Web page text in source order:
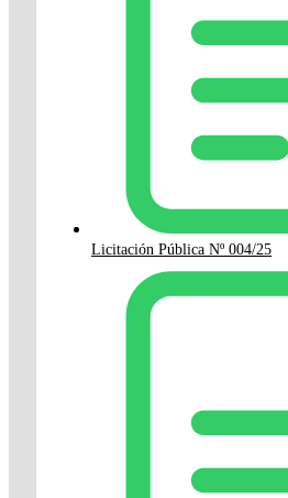
Licitación Pública Nº 004/25